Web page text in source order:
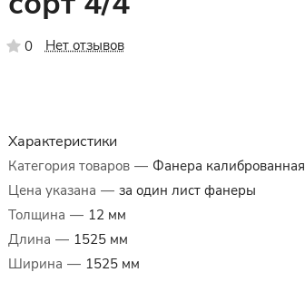
0 Нет отзывов
Характеристики
Категория товаров — Фанера калиброванная
Цена указана — за один лист фанеры
Толщина — 12 мм
Длина — 1525 мм
Ширина — 1525 мм